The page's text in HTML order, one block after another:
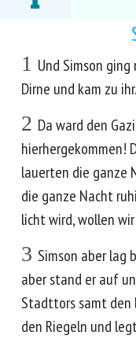
1 Und Simson
Dirne und kam zu ihr.
2 Da ward den
hierhergekommen!
lauerten die ganze
die ganze Nacht
licht wird, wollen
3 Simson aber
aber stand er auf
Stadttors samt den
den Riegeln und